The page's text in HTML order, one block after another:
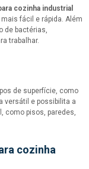
cozinha industrial
fácil e rápida. Além
de bactérias,
trabalhar.
de superfície, como
versátil e possibilita a
como pisos, paredes,
cozinha